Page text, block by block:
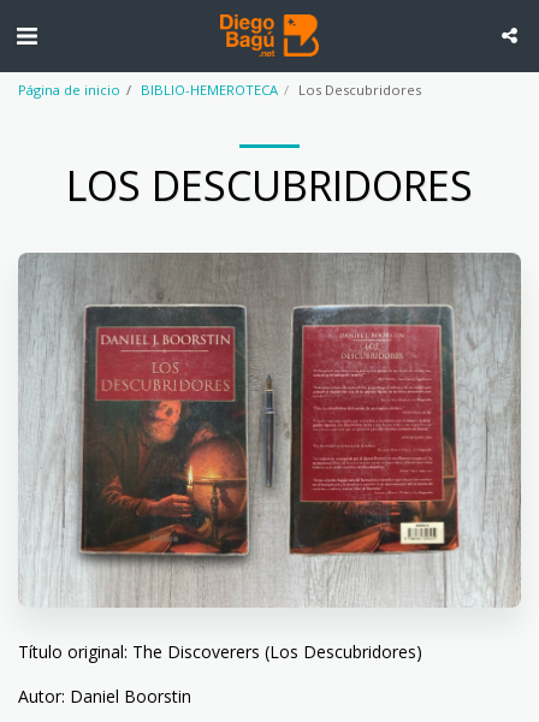
Página de inicio BIBLIO-HEMEROTECA Los Descubridores
LOS DESCUBRIDORES
Título original: The Discoverers (Los Descubridores)
Autor: Daniel Boorstin